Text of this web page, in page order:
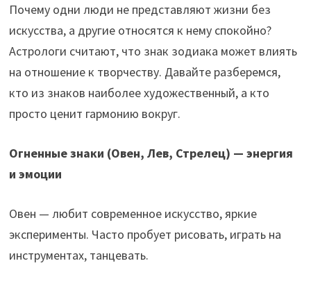
b
o
o
k
gr
a
m
at
sA
p
p
er
Почему одни люди не представляют жизни без
искусства, а другие относятся к нему спокойно?
Астрологи считают, что знак зодиака может влиять
на отношение к творчеству. Давайте разберемся,
кто из знаков наиболее художественный, а кто
просто ценит гармонию вокруг.
Огненные знаки (Овен, Лев, Стрелец) — энергия
и эмоции
Овен — любит современное искусство, яркие
эксперименты. Часто пробует рисовать, играть на
инструментах, танцевать.